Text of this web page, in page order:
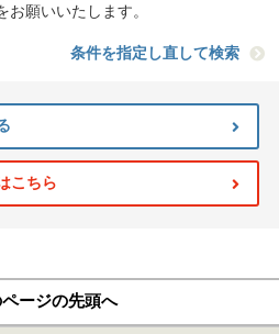
お願いいたします。
条件を指定し直して検索
こちら
ージの先頭へ